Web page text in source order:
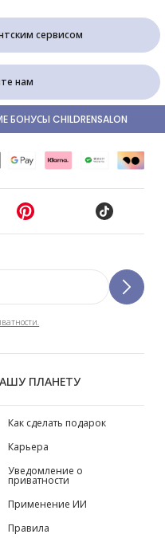
сервисом
нам
ПЛАНЕТУ
CHILDRENSALON
Как сделать подарок
Карьера
Уведомление о
приватности
Применение ИИ
Правила